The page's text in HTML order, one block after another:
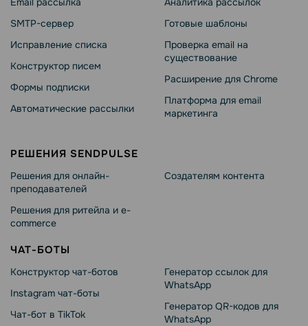
SMTP-сервер
Исправление списка
Конструктор писем
Формы подписки
Автоматические рассылки
Готовые шаблоны
Проверка email на
существование
Расширение для Chrome
Платформа для email
маркетинга
РЕШЕНИЯ SENDPULSE
Решения для онлайн-
преподавателей
Решения для ритейла и e-
commerce
Создателям контента
ЧАТ-БОТЫ
Конструктор чат-ботов
Instagram чат-боты
Чат-бот в TikTok
Генератор ссылок для
WhatsApp
Генератор QR-кодов для
WhatsApp